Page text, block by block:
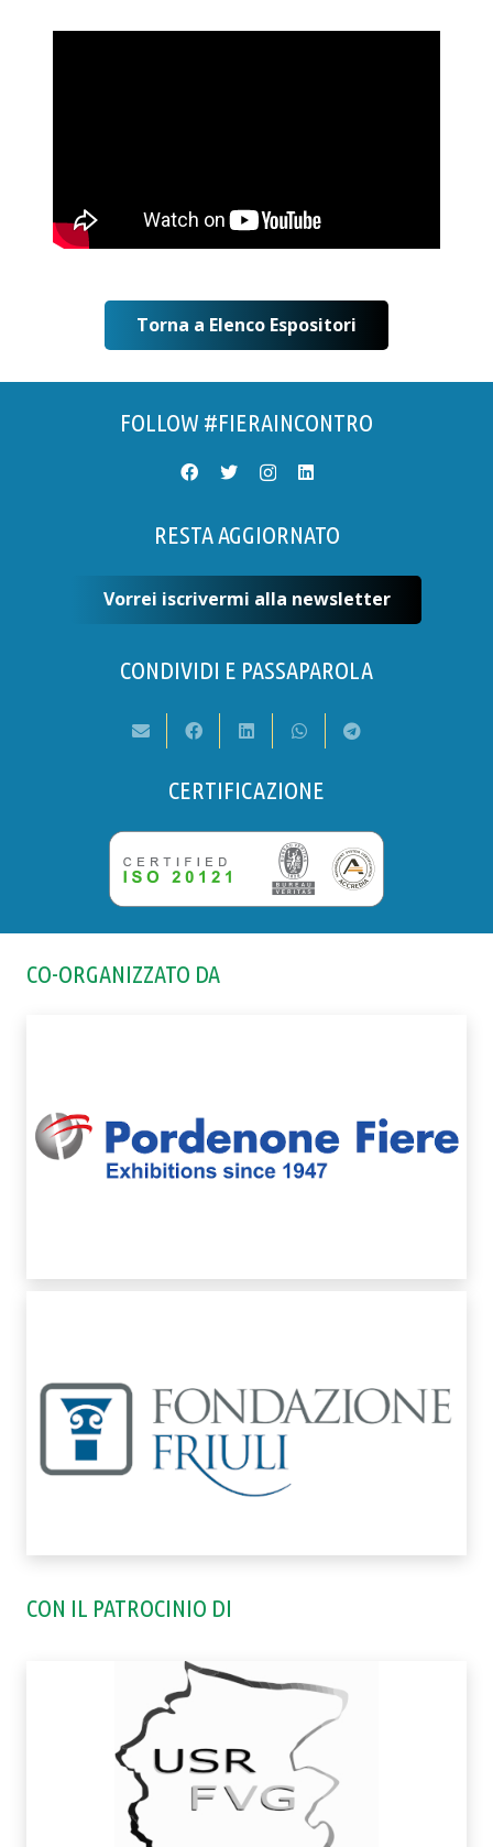
Torna a Elenco Espositori
FOLLOW #FIERAINCONTRO
RESTA AGGIORNATO
Vorrei iscrivermi alla newsletter
CONDIVIDI E PASSAPAROLA
CERTIFICAZIONE
CO-ORGANIZZATO DA
CON IL PATROCINIO DI